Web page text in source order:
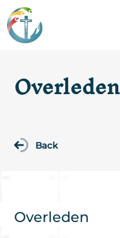
Overleden
Back
Overleden